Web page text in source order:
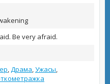
Be very afraid.
,Драма,Ужасы,